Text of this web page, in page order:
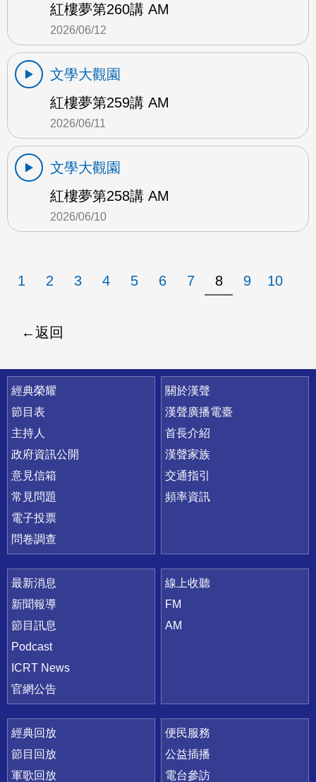
紅樓夢第260講 AM
2026/06/12
文學大觀園
紅樓夢第259講 AM
2026/06/11
文學大觀園
紅樓夢第258講 AM
2026/06/10
1 2 3 4 5 6 7 8 9 10
返回
快速連結
經典榮耀
節目表
主持人
政府資訊公開
意見信箱
常見問題
電子投票
問卷調查
關於漢聲
漢聲廣播電臺
首長介紹
漢聲家族
交通指引
頻率資訊
最新消息
新聞報導
節目訊息
Podcast
ICRT News
官網公告
線上收聽
FM
AM
經典回放
節目回放
軍歌回放
便民服務
公益插播
電台參訪